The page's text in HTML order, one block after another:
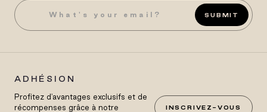
SUBMIT
ADHÉSION
Profitez d'avantages exclusifs et de
récompenses grâce à notre
INSCRIVEZ-VOUS